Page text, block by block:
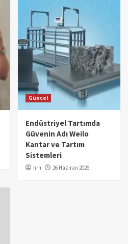
Güncel
Endüstriyel Tartımda
Güvenin Adı Weilo
Kantar ve Tartım
Sistemleri
hrn 26 Haziran 2026